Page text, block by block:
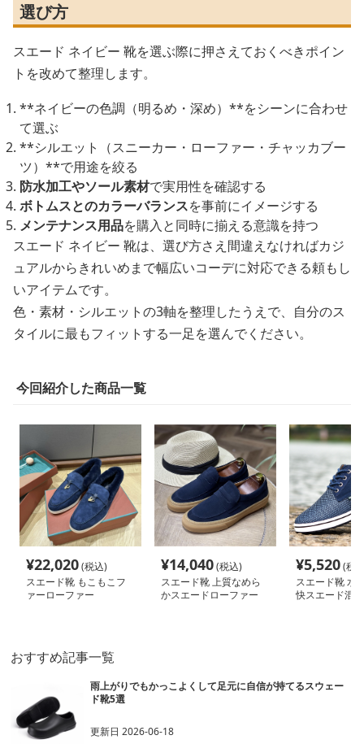
選び方
スエード ネイビー 靴を選ぶ際に押さえておくべきポイン
トを改めて整理します。
**ネイビーの色調（明るめ・深め）**をシーンに合わせ
て選ぶ
**シルエット（スニーカー・ローファー・チャッカブー
ツ）**で用途を絞る
防水加工やソール素材で実用性を確認する
ボトムスとのカラーバランスを事前にイメージする
メンテナンス用品を購入と同時に揃える意識を持つ
スエード ネイビー 靴は、選び方さえ間違えなければカジ
ュアルからきれいめまで幅広いコーデに対応できる頼もし
いアイテムです。
色・素材・シルエットの3軸を整理したうえで、自分のス
タイルに最もフィットする一足を選んでください。
今回紹介した商品一覧
¥22,020(税込)
スエード靴 もこもこフ
ァーローファー
¥14,040(税込)
スエード靴 上質なめら
かスエードローファー
¥5,520(税
スエード靴 水
快スエード混紡
おすすめ記事一覧
雨上がりでもかっこよくして足元に自信が持てるスウェー
ド靴5選
更新日2026-06-18